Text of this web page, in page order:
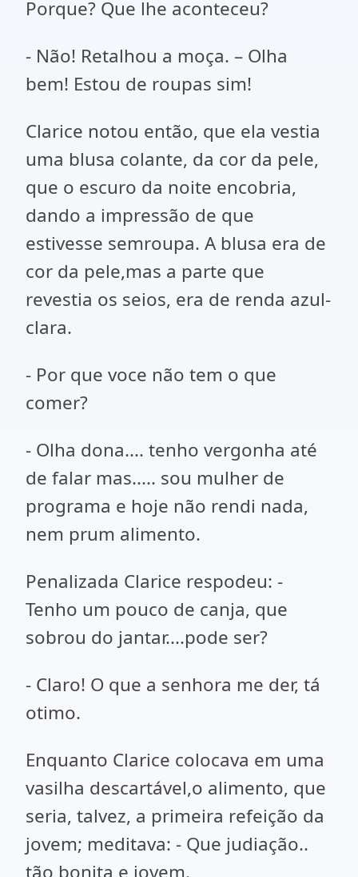
Porque? Que lhe aconteceu?
- Não! Retalhou a moça. – Olha
bem! Estou de roupas sim!
Clarice notou então, que ela vestia
uma blusa colante, da cor da pele,
que o escuro da noite encobria,
dando a impressão de que
estivesse semroupa. A blusa era de
cor da pele,mas a parte que
revestia os seios, era de renda azul-
clara.
- Por que voce não tem o que
comer?
- Olha dona.... tenho vergonha até
de falar mas..... sou mulher de
programa e hoje não rendi nada,
nem prum alimento.
Penalizada Clarice respodeu: -
Tenho um pouco de canja, que
sobrou do jantar....pode ser?
- Claro! O que a senhora me der, tá
otimo.
Enquanto Clarice colocava em uma
vasilha descartável,o alimento, que
seria, talvez, a primeira refeição da
jovem; meditava: - Que judiação..
tão bonita e jovem.